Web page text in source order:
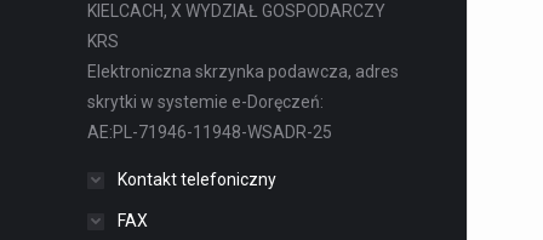
KIELCACH, X WYDZIAŁ GOSPODARCZY
KRS
Elektroniczna skrzynka podawcza, adres
skrytki w systemie e-Doręczeń:
AE:PL-71946-11948-WSADR-25
Kontakt telefoniczny
FAX